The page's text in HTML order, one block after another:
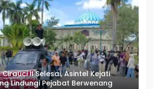
II Selesai, Asintel Kejati
Lindungi Pejabat Berwenang